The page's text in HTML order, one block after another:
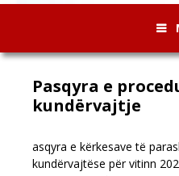
Pasqyra e
kundërvajtje
asqyra e kërkesave të
kundërvajtëse për vitinn